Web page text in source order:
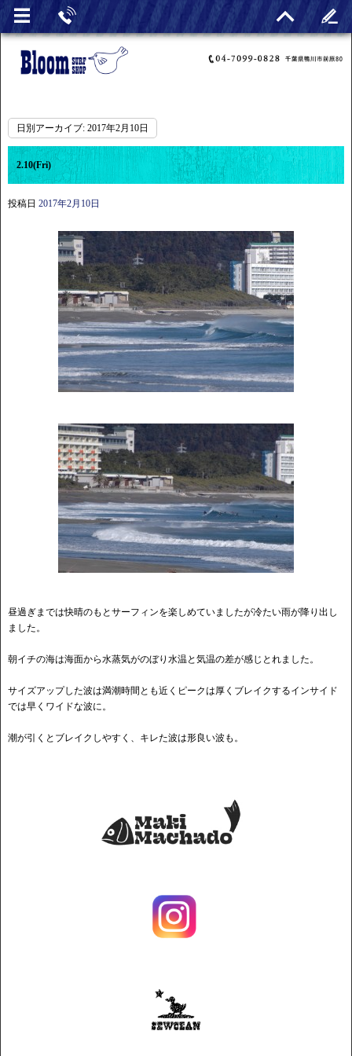
日別アーカイブ: 2017年2月10日
2.10(Fri)
投稿日 2017年2月10日
昼過ぎまでは快晴のもとサーフィンを楽しめていましたが冷たい雨が降り出し
ました。
朝イチの海は海面から水蒸気がのぼり水温と気温の差が感じとれました。
サイズアップした波は満潮時間とも近くピークは厚くブレイクするインサイド
では早くワイドな波に。
潮が引くとブレイクしやすく、キレた波は形良い波も。